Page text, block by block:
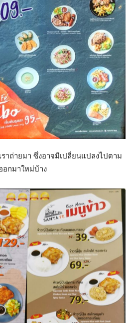
าถ่ายมา ซึ่งอาจมีเปลี่ยนแปลงไปตาม
อกมาใหม่บ้าง